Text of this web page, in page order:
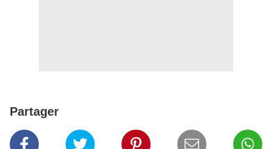
Partager